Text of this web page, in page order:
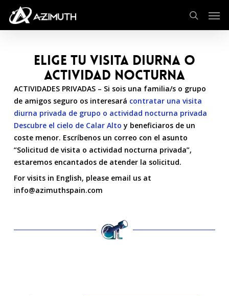
main
search
ELIGE TU VISITA DIURNA o
ACTIVIDAD NOCTURNA
ACTIVIDADES PRIVADAS – Si sois una familia/s o grupo
de amigos seguro os interesará contratar una visita
diurna privada de grupo o actividad nocturna privada
Descubre el cielo de Calar Alto y beneficiaros de un
coste menor. Escríbenos un correo con el asunto
“Solicitud de visita o actividad nocturna privada”,
estaremos encantados de atender la solicitud.
For visits in English, please email us at
info@azimuthspain.com